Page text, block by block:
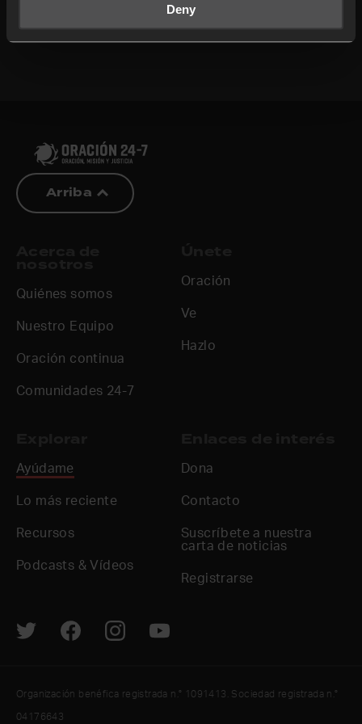
Deny
Arriba
Quiénes somos
Nuestro Equipo
Oración continua
Comunidades 24-7
Oración
Ve
Hazlo
Ayúdame
Lo más reciente
Recursos
Podcasts & Vídeos
Dona
Contacto
Suscríbete a nuestra
carta de noticias
Registrarse
Organización benéfica registrada n.° 1091413. Sociedad registrada n.°
04176643